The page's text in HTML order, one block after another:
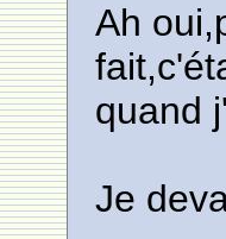
Ah
quand
Je